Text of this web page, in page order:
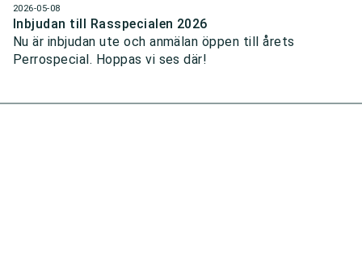
2026-05-08
Inbjudan till Rasspecialen 2026
Nu är inbjudan ute och anmälan öppen till årets
Perrospecial. Hoppas vi ses där!